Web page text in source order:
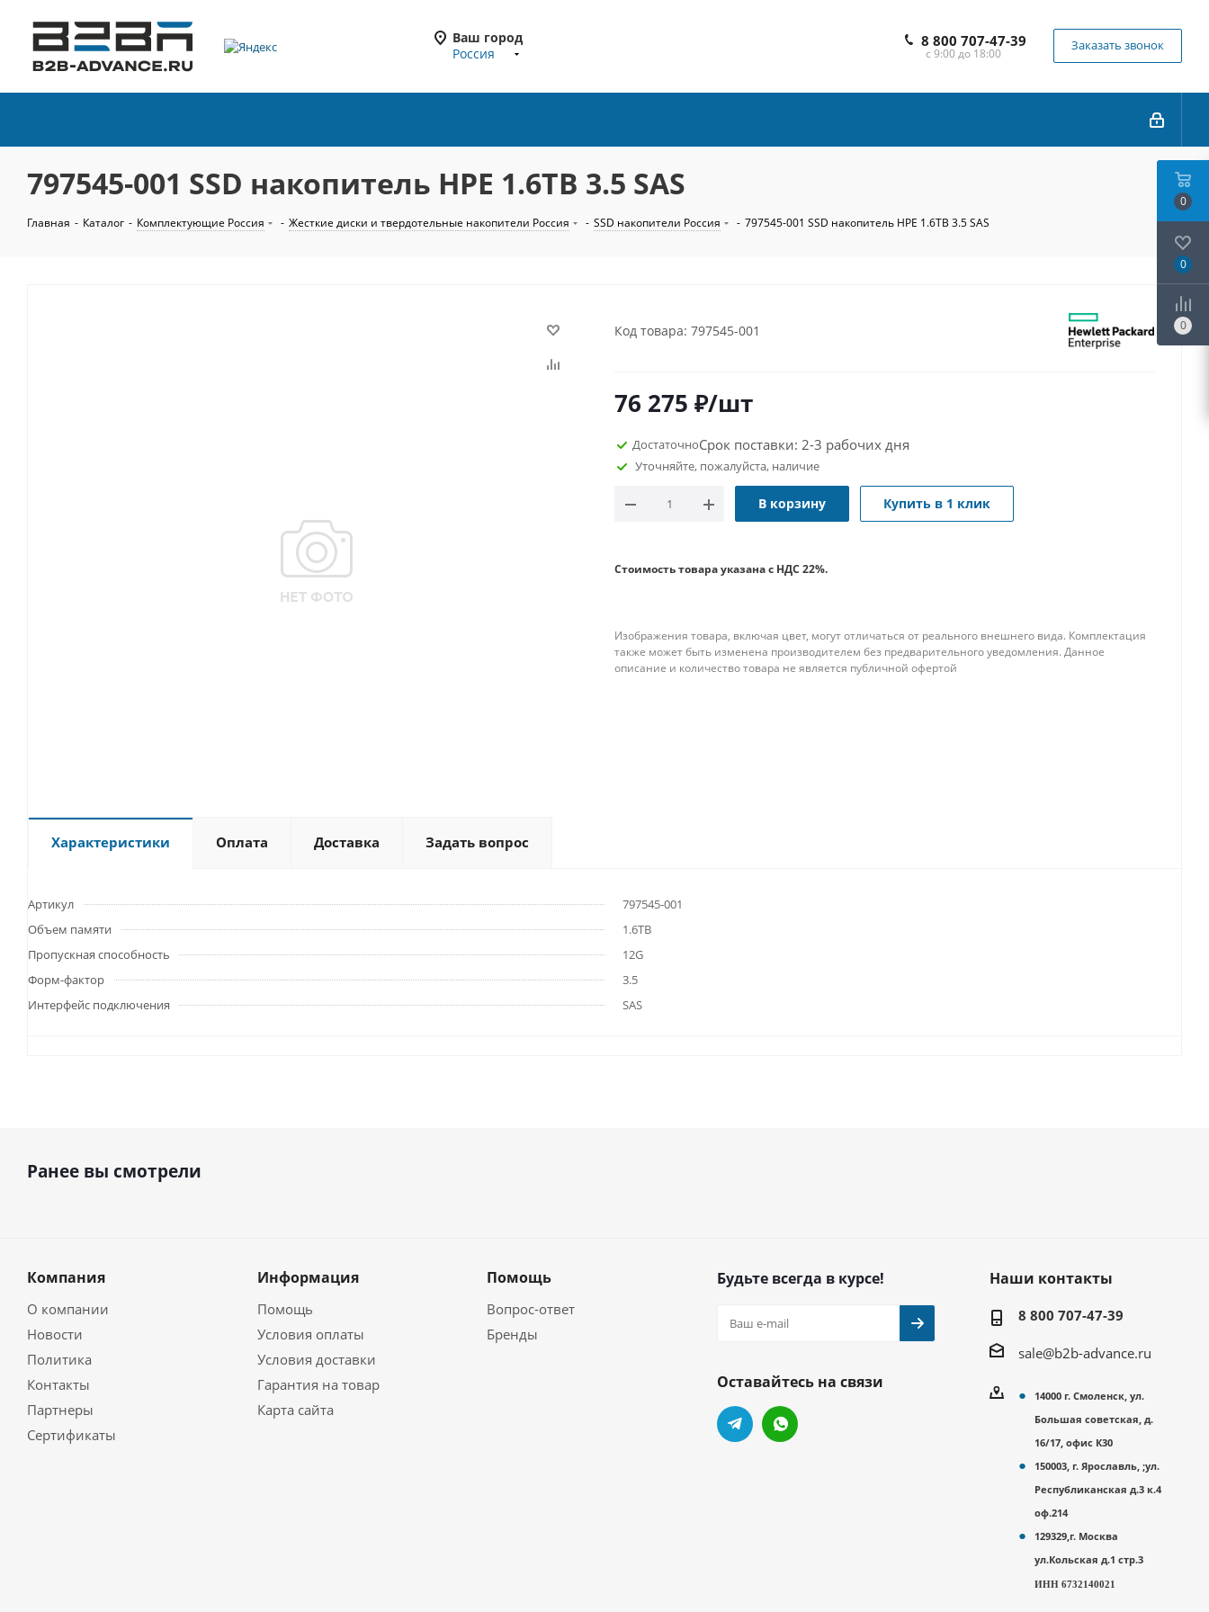
Ваш город
Россия
8 800 707-47-39
с 9:00 до 18:00
Заказать звонок
797545-001 SSD накопитель HPE 1.6TB 3.5 SAS
Главная - Каталог - Комплектующие Россия - Жесткие диски и твердотельные накопители Россия - SSD накопители Россия - 797545-001 SSD накопитель HPE 1.6TB 3.5 SAS
Код товара: 797545-001
76 275 ₽/шт
ДостаточноСрок поставки: 2-3 рабочих дня
Уточняйте, пожалуйста, наличие
В корзину Купить в 1 клик
Стоимость товара указана с НДС 22%.
Изображения товара, включая цвет, могут отличаться от реального внешнего вида. Комплектация
также может быть изменена производителем без предварительного уведомления. Данное
описание и количество товара не является публичной офертой
Характеристики Оплата Доставка Задать вопрос
Артикул
797545-001
Объем памяти
1.6TB
Пропускная способность
12G
Форм-фактор
3.5
Интерфейс подключения
SAS
Ранее вы смотрели
Компания
О компании
Новости
Политика
Контакты
Партнеры
Сертификаты
Информация
Помощь
Условия оплаты
Условия доставки
Гарантия на товар
Карта сайта
Помощь
Вопрос-ответ
Бренды
Будьте всегда в курсе!
Оставайтесь на связи
Наши контакты
8 800 707-47-39
sale@b2b-advance.ru
14000 г. Смоленск, ул.
Большая советская, д.
16/17, офис К30
150003, г. Ярославль, ;ул.
Республиканская д.3 к.4
оф.214
129329,г. Москва
ул.Кольская д.1 стр.3
ИНН 6732140021
0
0
0